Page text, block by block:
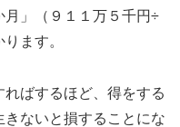
」（９１１万５千円÷
ます。
ばするほど、得をする
ないと損することにな